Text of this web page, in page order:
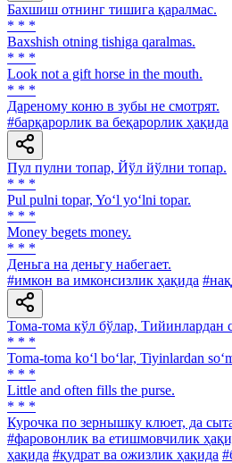
Бахшиш отнинг тишига қаралмас.
* * *
Baxshish otning tishiga qaralmas.
* * *
Look not a gift horse in the mouth.
* * *
Дареному коню в зубы не смотрят.
#барқарорлик ва беқарорлик ҳақида
Пул пулни топар, Йўл йўлни топар.
* * *
Pul pulni topar, Yo‘l yo‘lni topar.
* * *
Money begets money.
* * *
Деньга на деньгу набегает.
#имкон ва имконсизлик ҳақида
Тома-тома кўл бўлар, Тийинлардан
* * *
Toma-toma ko‘l bo‘lar, Tiyinlardan
* * *
Little and often fills the purse.
* * *
Курочка по зернышку клюет, да
#фаровонлик ва етишмовчилик
ҳақида #қудрат ва ожизлик ҳақида